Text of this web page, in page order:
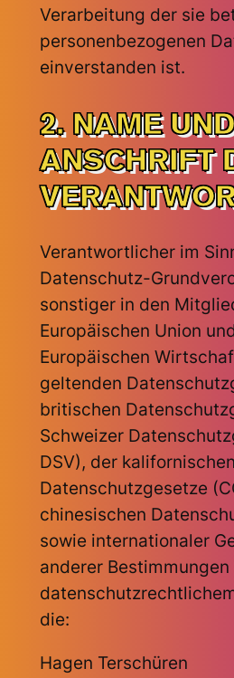
Verarbeitung der sie
personenbezogenen
einverstanden ist.
2. NAME UND
ANSCHRIFT
Verantwortlicher im
Datenschutz-
sonstiger in den
Europäischen Union
Europäischen
geltenden
britischen
Schweizer
DSV), der kalifornischen
Datenschutzgesetze
chinesischen
sowie internationaler
anderer
die:
Hagen Terschüren